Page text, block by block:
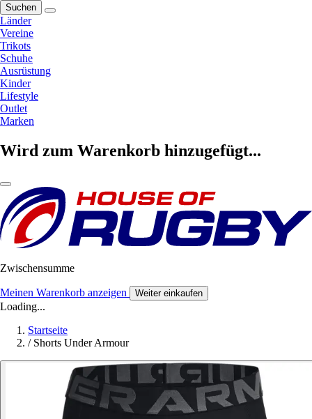
Suchen
Länder
Vereine
Trikots
Schuhe
Ausrüstung
Kinder
Lifestyle
Outlet
Marken
Wird zum Warenkorb hinzugefügt...
Zwischensumme
Meinen Warenkorb anzeigen Weiter einkaufen
Loading...
Startseite
/ Shorts Under Armour